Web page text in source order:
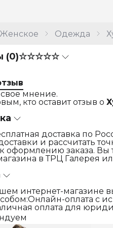
Женское Одежда
(0)☆☆☆☆☆
мнение.
кто оставит отзыв о
доставка по
и рассчитать
оформлению заказа. Вы
в ТРЦ Галерея
интернет-магазине
оплата с
оплата для